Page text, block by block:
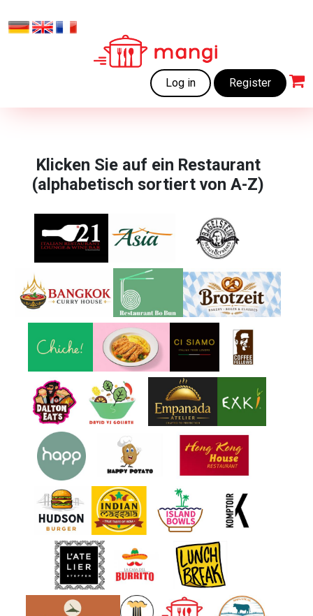
Log in Register
Klicken Sie auf ein Restaurant
(alphabetisch sortiert von A-Z)